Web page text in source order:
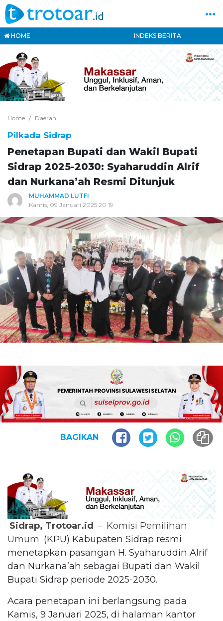
HOME INDEKS BERITA
Home Daerah
Pilkada Sidrap
Penetapan Bupati dan Wakil Bupati
Sidrap 2025-2030: Syaharuddin Alrif
dan Nurkana’ah Resmi Ditunjuk
MUHAMMAD LUTFI
Kamis, 09 Januari 2025 20:19
BAGIKAN
Sidrap, Trotoar.id – Komisi Pemilihan
Umum (KPU) Kabupaten Sidrap resmi
menetapkan pasangan H. Syaharuddin Alrif
dan Nurkana’ah sebagai Bupati dan Wakil
Bupati Sidrap periode 2025-2030.
Acara penetapan ini berlangsung pada
Kamis, 9 Januari 2025, di halaman kantor